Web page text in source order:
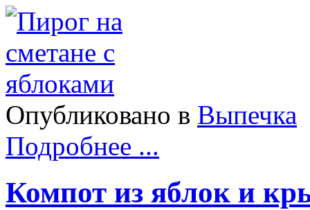
Опубликовано в Выпечка
Подробнее ...
Компот из яблок и